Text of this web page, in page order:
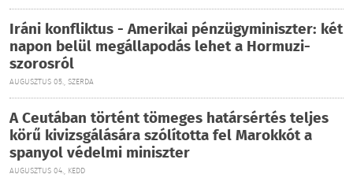
Iráni konfliktus - Amerikai pénzügyminiszter: két
napon belül megállapodás lehet a Hormuzi-
szorosról
AUGUSZTUS 05., SZERDA
A Ceutában történt tömeges határsértés teljes
körű kivizsgálására szólította fel Marokkót a
spanyol védelmi miniszter
AUGUSZTUS 04., KEDD